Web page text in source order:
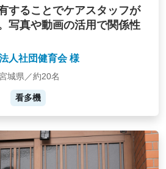
することでケアスタッフが
写真や動画の活用で関係性
人社団健育会 様
城県／約20名
看多機